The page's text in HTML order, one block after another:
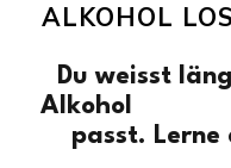
ALKOHOL
Du weisst
Alkohol
passt. Lerne